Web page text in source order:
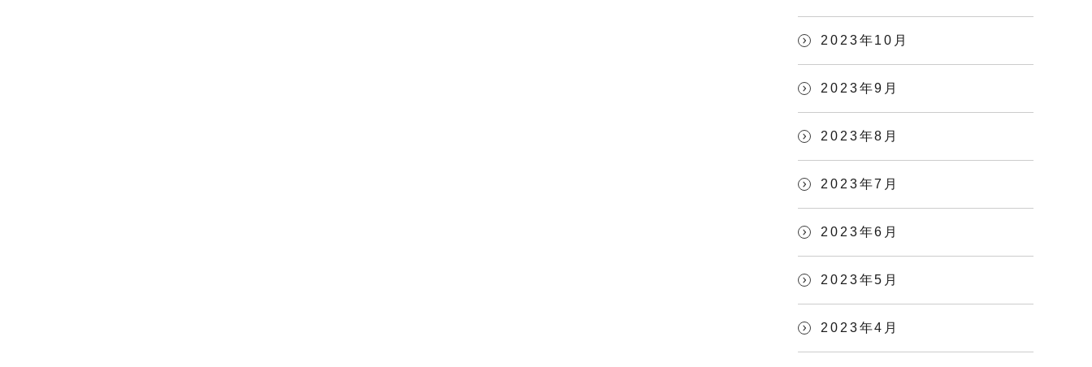
2023年10月
2023年9月
2023年8月
2023年7月
2023年6月
2023年5月
2023年4月